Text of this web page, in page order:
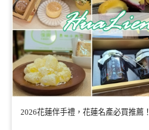
2026花蓮伴手禮，花蓮名產必買推薦！